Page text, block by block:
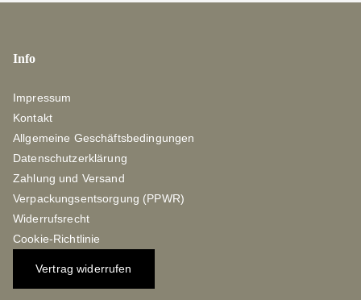
Info
Impressum
Kontakt
Allgemeine Geschäftsbedingungen
Datenschutzerklärung
Zahlung und Versand
Verpackungsentsorgung (PPWR)
Widerrufsrecht
Cookie-Richtlinie
Vertrag widerrufen